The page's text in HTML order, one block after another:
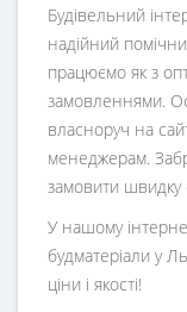
Будівельний
надійний
працюємо як з
замовленнями.
власноруч на
менеджерам.
замовити швидку
У нашому
будматеріали у
ціни і якості!